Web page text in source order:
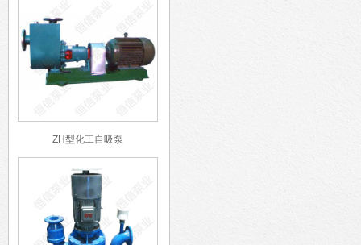
ZH型化工自吸泵